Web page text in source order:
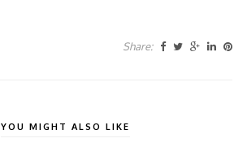
Share:
YOU MIGHT ALSO LIKE